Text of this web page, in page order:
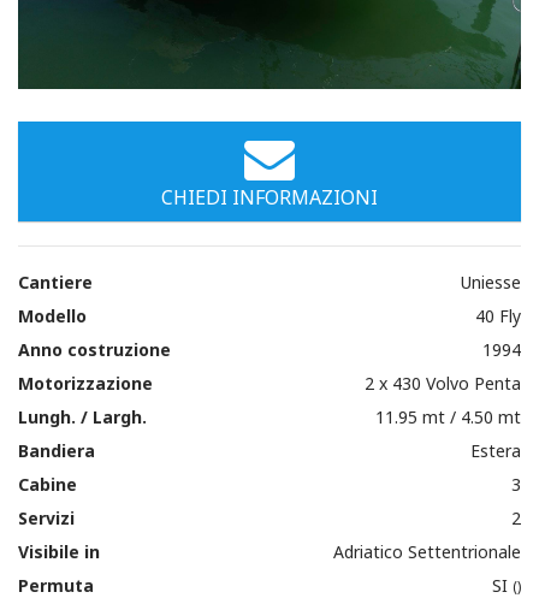
Immagini
CHIEDI INFORMAZIONI
Cantiere
Uniesse
Modello
40 Fly
Anno costruzione
1994
Motorizzazione
2 x 430 Volvo Penta
Lungh. / Largh.
11.95 mt / 4.50 mt
Bandiera
Estera
Cabine
3
Servizi
2
Visibile in
Adriatico Settentrionale
Permuta
SI ()